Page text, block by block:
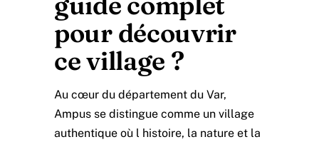
pour découvrir
ce village ?
Au cœur du département du Var,
Ampus se distingue comme un village
authentique où l histoire, la nature et la